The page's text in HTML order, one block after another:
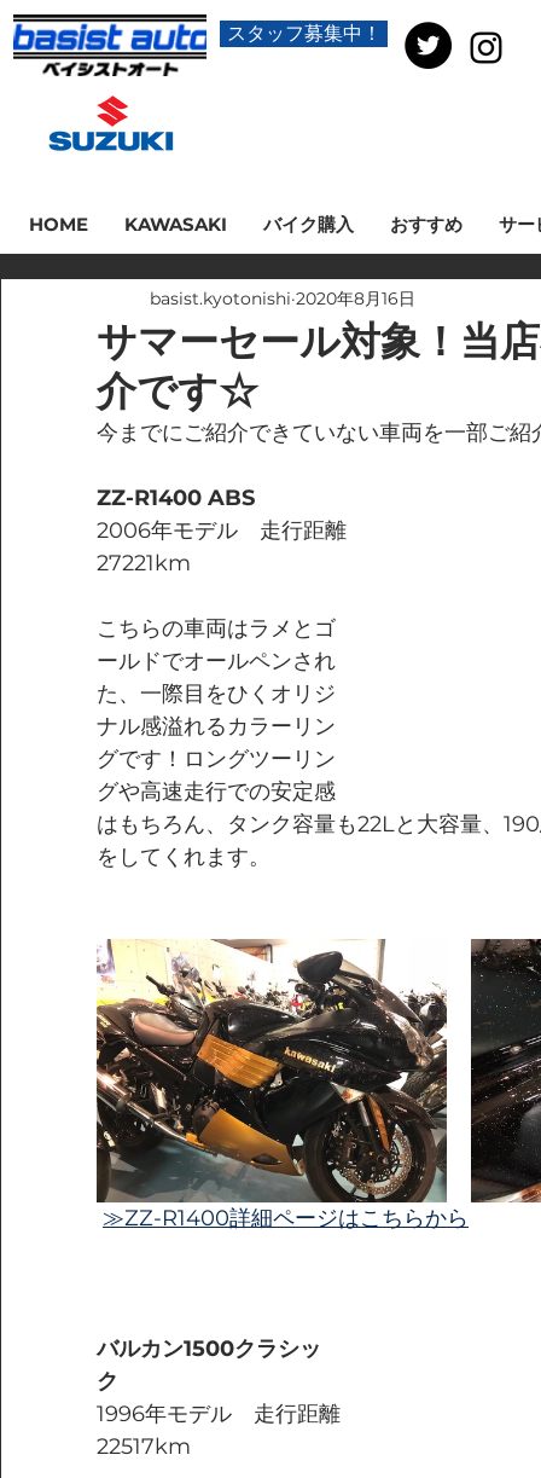
スタッフ募集中！
HOME KAWASAKI バイク購入 おすすめ サー
サマーセール対象！当
介です☆
basist.kyotonishi 2020年8月16日
今までにご紹介できていない車両を一部ご紹
ZZ-R1400 ABS
2006年モデル　走行距離
27221km
こちらの車両はラメとゴ
ールドでオールペンされ
た、一際目をひくオリジ
ナル感溢れるカラーリン
グです！ロングツーリン
グや高速走行での安定感
はもちろん、タンク容量も22Lと大容量、
をしてくれます。
≫ZZ-R1400詳細ページはこちらから
バルカン1500クラシッ
ク
1996年モデル　走行距離
22517km